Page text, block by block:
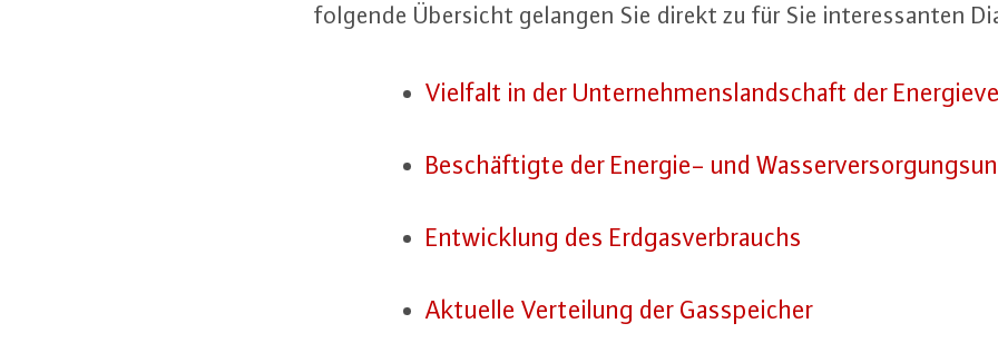
folgende Übersicht gelangen Sie direkt zu für Sie in­ter­es­san­ten
Vielfalt in der Un­ter­neh­mens­land­schaft der
Be­schäf­tig­te der Energie- und
Ent­wick­lung des Erd­gas­ver­brauchs
Aktuelle Ver­tei­lung der Gas­spei­cher